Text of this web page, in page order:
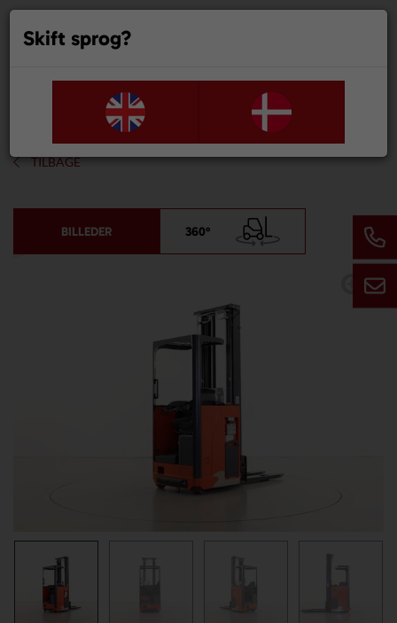
TILBAGE
BILLEDER 360°

Skift sprog?